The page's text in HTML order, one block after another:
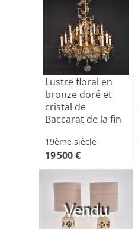
Lustre floral en
bronze doré et
cristal de
Baccarat de la fin
19ème siècle
19 500 €
Vendu